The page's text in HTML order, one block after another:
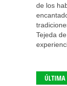
de los
Tejeda
ÚLTIMA